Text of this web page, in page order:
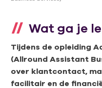
Wat ga je
Tijdens de opleiding
(Allround Assistant
over klantcontact,
facilitair en de